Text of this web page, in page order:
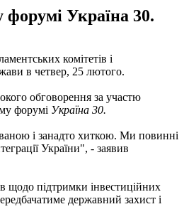
форумі Україна 30.
комітетів і
в четвер, 25 лютого.
обговорення за участю
форумі Україна 30.
і занадто хиткою. Ми повинні
України", - заявив
щодо підтримки інвестиційних
державний захист і